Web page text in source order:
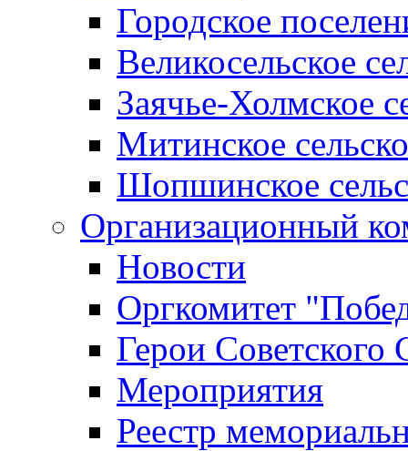
Городское
Великосельское
Заячье-Холмское
Митинское
Шопшинское
Организационный
Новости
Оргкомитет
Герои Советского
Мероприятия
Реестр